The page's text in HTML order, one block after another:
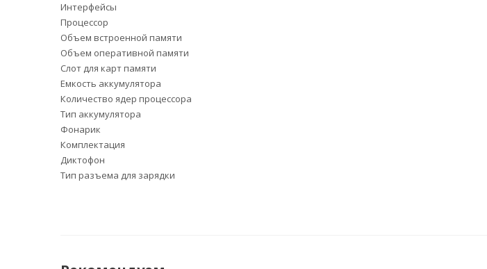
Интерфейсы
Процессор
Объем встроенной памяти
Объем оперативной памяти
Слот для карт памяти
Емкость аккумулятора
Количество ядер процессора
Тип аккумулятора
Фонарик
Комплектация
Диктофон
Тип разъема для зарядки